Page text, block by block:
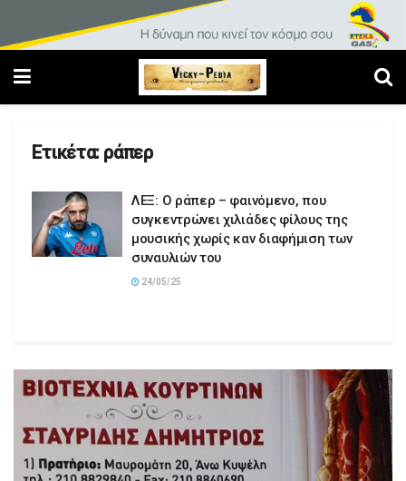
Ετικέτα: ράπερ
ΛΕΞ: Ο ράπερ – φαινόμενο, που
συγκεντρώνει χιλιάδες φίλους της
μουσικής χωρίς καν διαφήμιση των
συναυλιών του
24/05/25